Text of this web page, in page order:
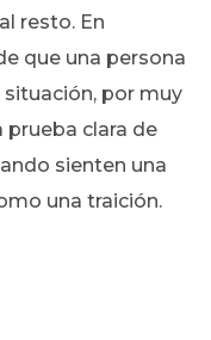
resto. En
que una persona
situación, por muy
prueba clara de
sienten una
una traición.